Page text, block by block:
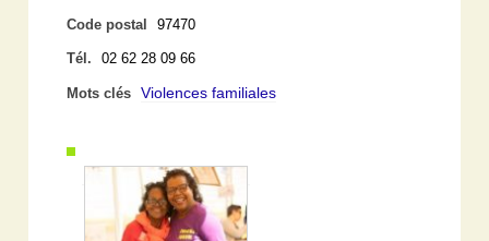
Code postal 97470
Tél. 02 62 28 09 66
Mots clés Violences familiales